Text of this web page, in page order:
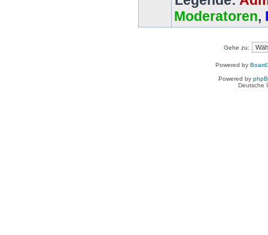
Moderatoren,
Gehe zu:
Powered by
Powered by
Deutsche